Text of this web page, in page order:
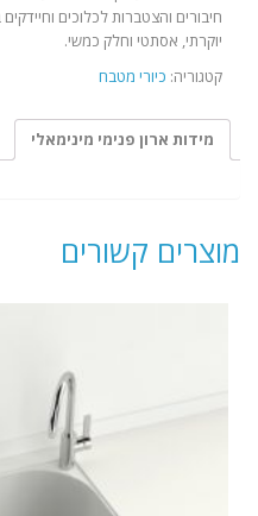
חיבורים והצטברות לכלוכים
יוקרתי, אסתטי וחלק כמשי.
קטגוריה: כיורי מטבח
מידות ארון פנימי מינימאלי
מוצרים קשורים